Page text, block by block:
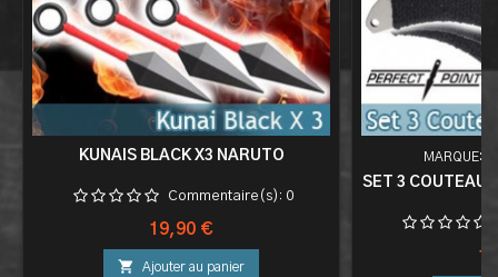
KUNAIS BLACK X3 NARUTO
Commentaire(s): 0
Prix
19,90 €
 Ajouter au panier
MARQUE:
SET 3